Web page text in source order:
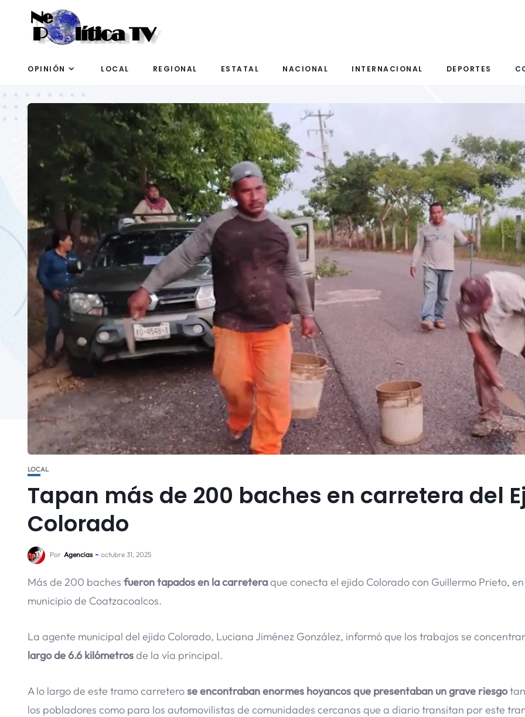
OPINIÓN LOCAL REGIONAL ESTATAL NACIONAL INTERNACIONAL DEPORTES
LOCAL
Tapan más de 200 baches en carretera del
Colorado
Por Agencias octubre 31, 2025
Más de 200 baches fueron tapados en la carreteraque conecta el ejido Colorado con Guillermo Prieto,
municipio de Coatzacoalcos.
La agente municipal del ejido Colorado, Luciana Jiménez González, informó que los trabajos se
largo de 6.6 kilómetrosde la vía principal.
A lo largo de este tramo carreterose encontraban enormes hoyancos que presentaban un grave riesgo
los pobladores como para los automovilistas de comunidades cercanas que a diario transitan por este